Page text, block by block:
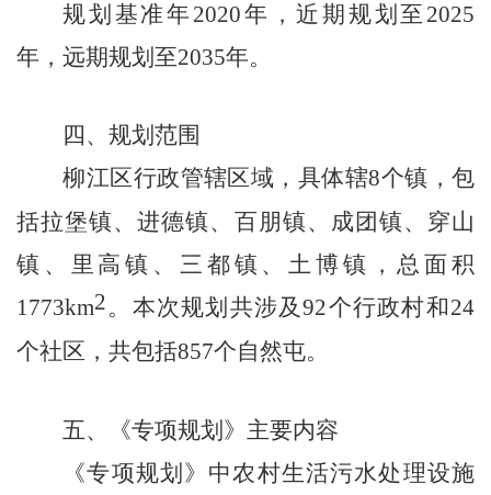
规划基准年 2020年，近期规划至 2025
年，远期规划至2035年。
四、规划范围
柳江区行政管辖区域，具体辖8个镇，包
括拉堡镇、进德镇、百朋镇、成团镇、穿山
镇、里高镇、三都镇、土博镇，总面积
1773km2。本次规划共涉及92个行政村和24
个社区，共包括857个自然屯。
五、《专项规划》主要内容
《专项规划》中农村生活污水处理设施